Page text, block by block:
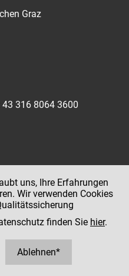
Graz
316 8064 3600
(für Mitarbeiter:innen)
uns, Ihre Erfahrungen
Wir verwenden Cookies
finden Sie hier.
Ablehnen*